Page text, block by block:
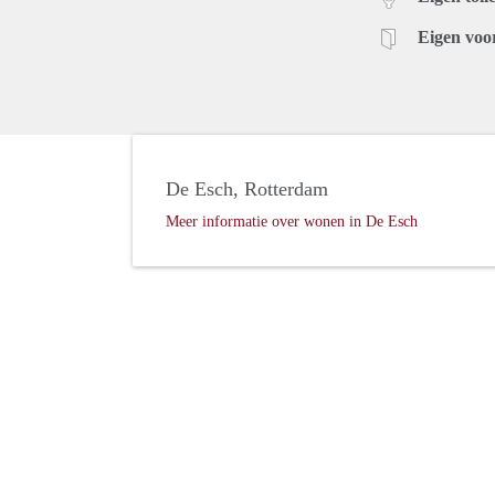
Eigen
De Esch, Rotterdam
Meer informatie over wonen in De Esch